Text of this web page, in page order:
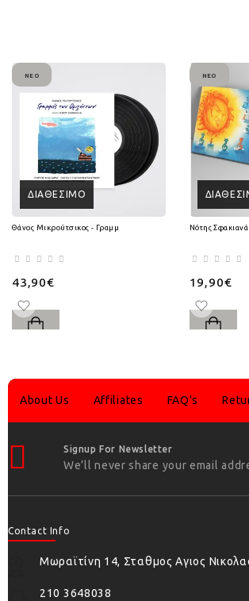
ΔΙΑΘΈΣΙΜΟ
ΝΈΟ
Θάνος Μικρούτσικος - Γραμμές των Οριζόντων (2Lp Vinyl)
43,90€
ΝΈΟ
Νότης
19,90€
About Us Affiliates FAQ's
Signup For Newsletter
We’ll never share your email
Contact Info
Μωραϊτίνη 14, Σταθμος Αγιος
210 3648038